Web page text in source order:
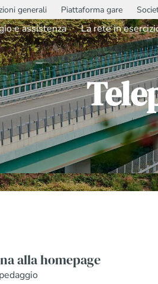
generali Piattaforma gare
e assistenza La rete in
alla homepage